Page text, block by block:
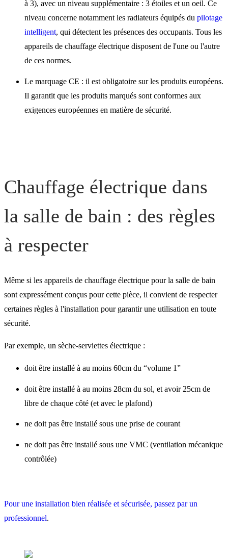
à 3), avec un niveau supplémentaire : 3 étoiles et un oeil. Ce
niveau concerne notamment les radiateurs équipés du pilotage
intelligent, qui détectent les présences des occupants. Tous les
appareils de chauffage électrique disposent de l'une ou l'autre
de ces normes.
Le marquage CE : il est obligatoire sur les produits européens.
Il garantit que les produits marqués sont conformes aux
exigences européennes en matière de sécurité.
Chauffage électrique dans
la salle de bain : des règles
à respecter
Même si les appareils de chauffage électrique pour la salle de bain
sont expressément conçus pour cette pièce, il convient de respecter
certaines règles à l'installation pour garantir une utilisation en toute
sécurité.
Par exemple, un sèche-serviettes électrique :
doit être installé à au moins 60cm du “volume 1”
doit être installé à au moins 28cm du sol, et avoir 25cm de
libre de chaque côté (et avec le plafond)
ne doit pas être installé sous une prise de courant
ne doit pas être installé sous une VMC (ventilation mécanique
contrôlée)
Pour une installation bien réalisée et sécurisée, passez par un
professionnel.